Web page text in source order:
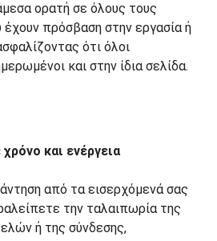
ορατή σε όλους τους
πρόσβαση στην εργασία ή
ότι όλοι
και στην ίδια σελίδα.
και ενέργεια
από τα εισερχόμενά σας
την ταλαιπωρία της
ή της σύνδεσης,